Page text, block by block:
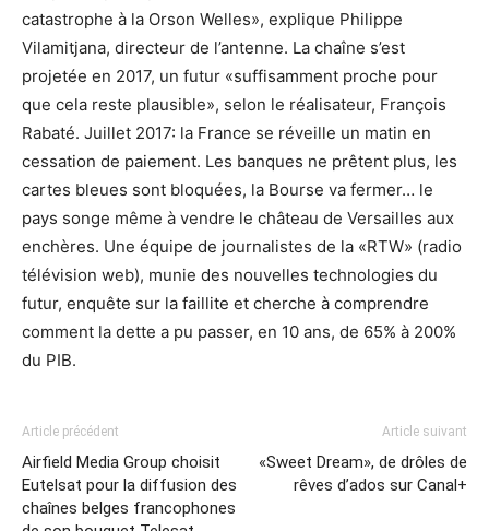
catastrophe à la Orson Welles», explique Philippe
Vilamitjana, directeur de l’antenne. La chaîne s’est
projetée en 2017, un futur «suffisamment proche pour
que cela reste plausible», selon le réalisateur, François
Rabaté. Juillet 2017: la France se réveille un matin en
cessation de paiement. Les banques ne prêtent plus, les
cartes bleues sont bloquées, la Bourse va fermer… le
pays songe même à vendre le château de Versailles aux
enchères. Une équipe de journalistes de la «RTW» (radio
télévision web), munie des nouvelles technologies du
futur, enquête sur la faillite et cherche à comprendre
comment la dette a pu passer, en 10 ans, de 65% à 200%
du PIB.
Article précédent
Airfield Media Group choisit
Eutelsat pour la diffusion des
chaînes belges francophones
Article suivant
«Sweet Dream», de drôles de
rêves d’ados sur Canal+